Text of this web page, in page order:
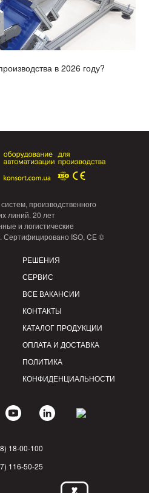
в 2026 году?
производственного
линий. 20 лет
и логистические
Сертифицировано ISO, CE ©
РЕШЕНИЯ
СЕРВИС
ВСЕ ВАКАНСИИ
КОНТАКТЫ
КАТАЛОГ ПРОДУКЦИИ
ОПЛАТА И ДОСТАВКА
ПОЛИТИКА
КОНФИДЕНЦИАЛЬНОСТИ
18-00-100
116-50-25